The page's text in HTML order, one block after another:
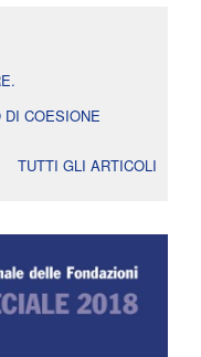
DI COESIONE
TUTTI GLI ARTICOLI